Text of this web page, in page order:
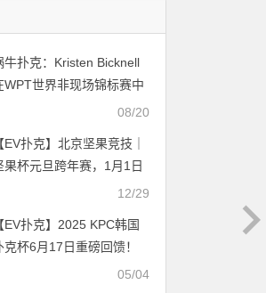
牛扑克：Kristen Bicknell
WPT世界非现场锦标赛中
08/20
EV扑克】北京坚果竞技｜
果杯元旦跨年赛，1月1日
12/29
EV扑克】2025 KPC韩国
克杯6月17日重磅回馈！
保底飙升至13.6亿KRW!
05/04